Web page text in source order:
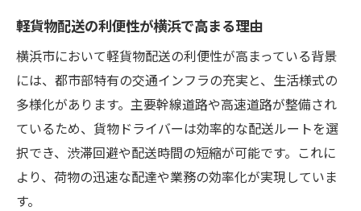
利便性が高い配送業務の自由な働き方
横浜で広がる自立型配送サービスの特徴
自立と利便性を両立する働き方の秘訣
利便性向上なら軽貨物配送が最適解
利便性向上に軽貨物配送が選ばれる理由
自立した配送体制が利便性を生む仕組み
軽貨物配送の利便性が横浜で高まる理由
横浜市において軽貨物配送の利便性が高まっている背景
には、都市部特有の交通インフラの充実と、生活様式の
多様化があります。主要幹線道路や高速道路が整備され
ているため、貨物ドライバーは効率的な配送ルートを選
択でき、渋滞回避や配送時間の短縮が可能です。これに
より、荷物の迅速な配達や業務の効率化が実現していま
す。